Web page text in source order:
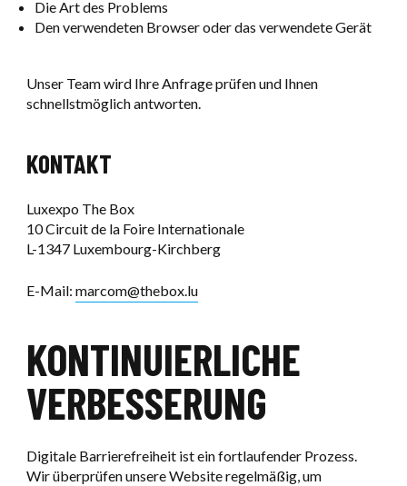
Die Art des Problems
Den verwendeten Browser oder das verwendete Gerät
Unser Team wird Ihre Anfrage prüfen und Ihnen
schnellstmöglich antworten.
KONTAKT
Luxexpo The Box
10 Circuit de la Foire Internationale
L-1347 Luxembourg-Kirchberg
E-Mail: marcom@thebox.lu
KONTINUIERLICHE
VERBESSERUNG
Digitale Barrierefreiheit ist ein fortlaufender Prozess.
Wir überprüfen unsere Website regelmäßig, um